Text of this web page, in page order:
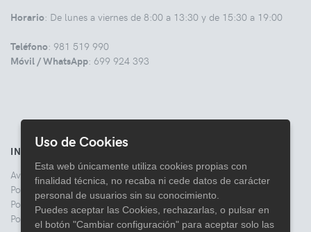
Horario: De lunes a viernes de 8:00 a 13:30 y de 15:30 a 19:00
Teléfono: 981 519 990
Móvil / WhatsApp: 699 924 393
INFORMACIÓN
Aviso legal
Politica de Privacidad
Política de Cookies
Política de Devoluciones
Uso de Cookies
Esta web únicamente utiliza cookies propias con
finalidad técnica, no recaba ni cede datos de carácter
personal de usuarios sin su conocimiento.
Puedes aceptar las Cookies, rechazarlas, o pulsar en
el botón "Cambiar configuración" para aceptar solo las